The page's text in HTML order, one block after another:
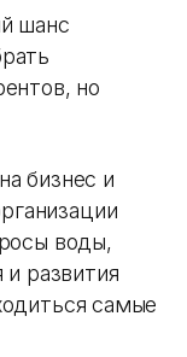
шанс
но
бизнес и
воды,
и развития
самые